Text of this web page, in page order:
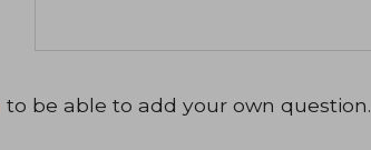
to be able to add your own question.